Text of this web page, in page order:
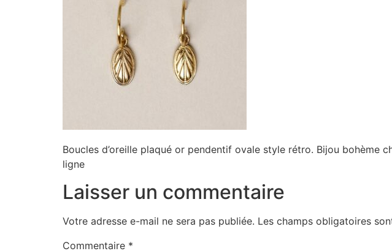
Boucles d’oreille plaqué or pendentif ovale style rétro. Bijou
ligne
Laisser un commentaire
Votre adresse e-mail ne sera pas publiée. Les champs obligatoires
Commentaire *